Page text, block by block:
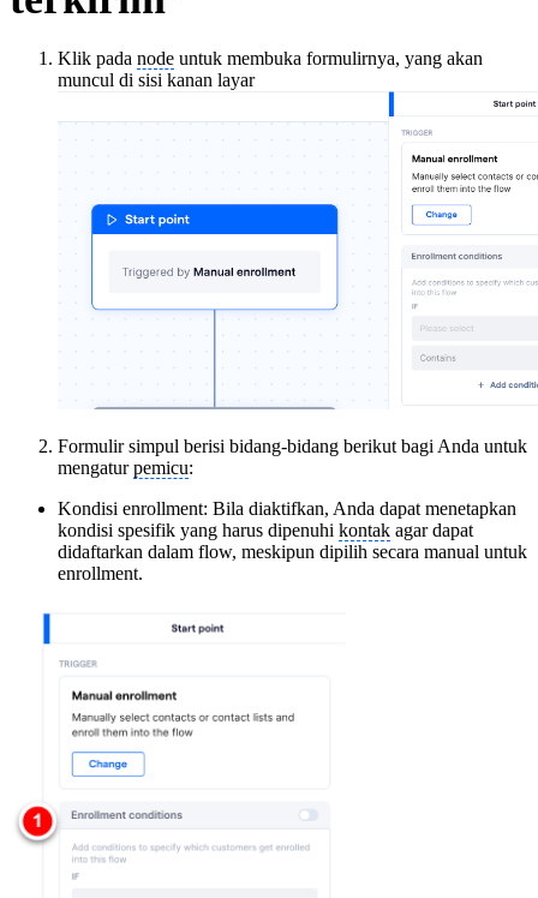
Klik pada node untuk membuka formulirnya, yang akan
muncul di sisi kanan layar
Formulir simpul berisi bidang-bidang berikut bagi Anda untuk
mengaturpemicu:
Kondisi enrollment: Bila diaktifkan, Anda dapat menetapkan
kondisi spesifik yang harus dipenuhi kontak agar dapat
didaftarkan dalam flow, meskipun dipilih secara manual untuk
enrollment.